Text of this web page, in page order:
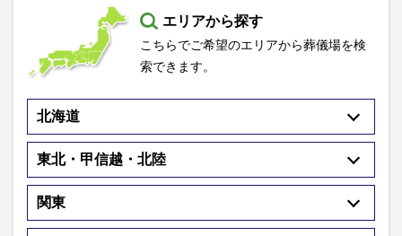
エリアから探す
こちらでご希望のエリアから葬儀場を検
索できます。
北海道
東北・甲信越・北陸
関東